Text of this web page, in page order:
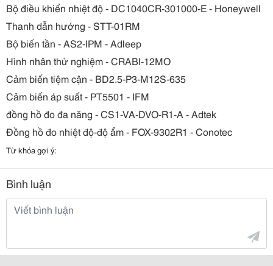
Bộ điều khiển nhiệt độ - DC1040CR-301000-E - Honeywell
Thanh dẫn hướng - STT-01RM
Bộ biến tần - AS2-IPM - Adleep
Hình nhân thử nghiệm - CRABI-12MO
Cảm biến tiệm cận - BD2.5-P3-M12S-635
Cảm biến áp suất - PT5501 - IFM
đồng hồ đo đa năng - CS1-VA-DVO-R1-A - Adtek
Đồng hồ đo nhiệt độ-độ ẩm - FOX-9302R1 - Conotec
Từ khóa gợi ý:
Bình luận